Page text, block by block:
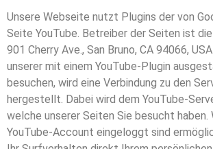
Unsere Webseite nutzt Plugins der von
Seite YouTube. Betreiber der Seiten ist die
901 Cherry Ave., San Bruno, CA 94066,
unserer mit einem YouTube-Plugin
besuchen, wird eine Verbindung zu den
hergestellt. Dabei wird dem YouTube-
welche unserer Seiten Sie besucht haben.
YouTube-Account eingeloggt sind